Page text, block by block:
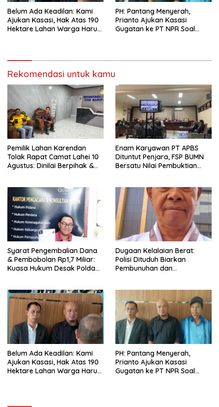
Belum Ada Keadilan: Kami
Ajukan Kasasi, Hak Atas 190
Hektare Lahan Warga Harus
PH: Pantang Menyerah,
Prianto Ajukan Kasasi
Gugatan ke PT NPR Soal
Rekomendasi untuk kamu
Pemilik Lahan Karendan
Tolak Rapat Camat Lahei 10
Agustus: Dinilai Berpihak &
Enam Karyawan PT APBS
Dituntut Penjara, FSP BUMN
Bersatu Nilai Pembuktian
Syarat Pengembalian Dana
& Pembobolan Rp1,7 Miliar:
Kuasa Hukum Desak Polda
Dugaan Kelalaian Berat:
Polisi Dituduh Biarkan
Pembunuhan dan
Belum Ada Keadilan: Kami
Ajukan Kasasi, Hak Atas 190
Hektare Lahan Warga Harus
PH: Pantang Menyerah,
Prianto Ajukan Kasasi
Gugatan ke PT NPR Soal